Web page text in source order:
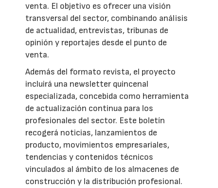
venta. El objetivo es ofrecer una visión
transversal del sector, combinando análisis
de actualidad, entrevistas, tribunas de
opinión y reportajes desde el punto de
venta.
Además del formato revista, el proyecto
incluirá una newsletter quincenal
especializada, concebida como herramienta
de actualización continua para los
profesionales del sector. Este boletín
recogerá noticias, lanzamientos de
producto, movimientos empresariales,
tendencias y contenidos técnicos
vinculados al ámbito de los almacenes de
construcción y la distribución profesional.